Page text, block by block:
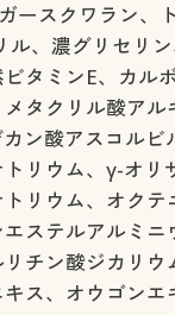
ースクワラン、
ル、濃グリセリ
タミンE、カル
タクリル酸アル
ン酸アスコルビ
リウム、γ-オリ
リウム、オクテ
ステルアルミニ
チン酸ジカリウ
ス、オウゴンエ